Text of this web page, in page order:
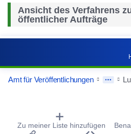
Ansicht des Verfahrens
öffentlicher Aufträge
Amt für Veröffentlichungen
Procurement Detail
Zu meiner Liste hinzufügen